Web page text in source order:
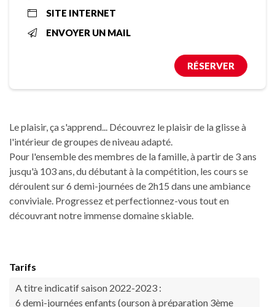
SITE INTERNET
ENVOYER UN MAIL
RÉSERVER
Le plaisir, ça s'apprend... Découvrez le plaisir de la glisse à
l'intérieur de groupes de niveau adapté.
Pour l'ensemble des membres de la famille, à partir de 3 ans
jusqu'à 103 ans, du débutant à la compétition, les cours se
déroulent sur 6 demi-journées de 2h15 dans une ambiance
conviviale. Progressez et perfectionnez-vous tout en
découvrant notre immense domaine skiable.
Tarifs
A titre indicatif saison 2022-2023 :
6 demi-journées enfants (ourson à préparation 3ème